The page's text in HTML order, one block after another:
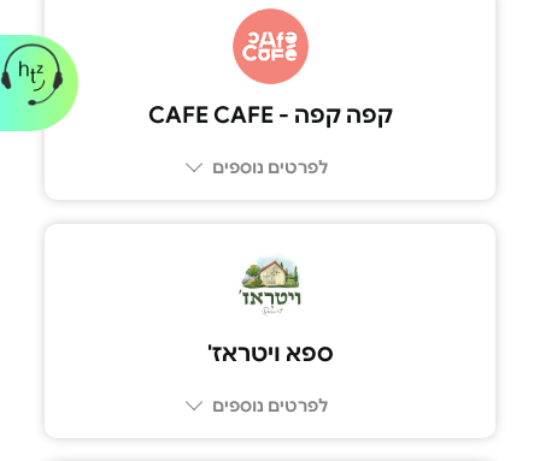
קפה קפה - CAFE CAFE
לפרטים נוספים
ספא ויטראז'
לפרטים נוספים